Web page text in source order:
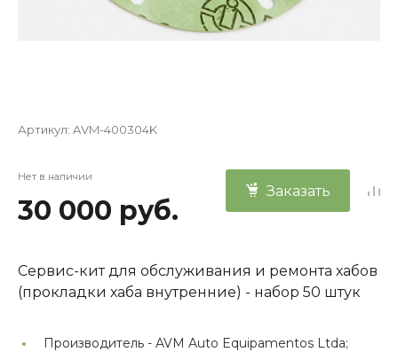
Артикул: AVM-400304K
Нет в наличии
30 000 руб.
Заказать
Сервис-кит для обслуживания и ремонта хабов
(прокладки хаба внутренние) - набор 50 штук
Производитель - AVM Auto Equipamentos Ltda;